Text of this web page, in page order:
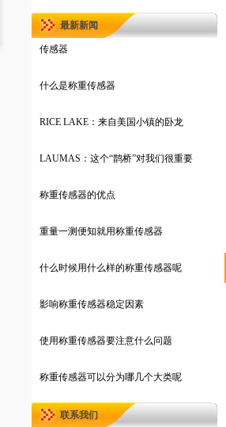
最新新闻
传感器
什么是称重传感器
RICE LAKE：来自美国小镇的卧龙
LAUMAS：这个“鹊桥”对我们很重要
称重传感器的优点
重量一测便知就用称重传感器
什么时候用什么样的称重传感器呢
影响称重传感器稳定因素
使用称重传感器要注意什么问题
称重传感器可以分为哪几个大类呢
联系我们